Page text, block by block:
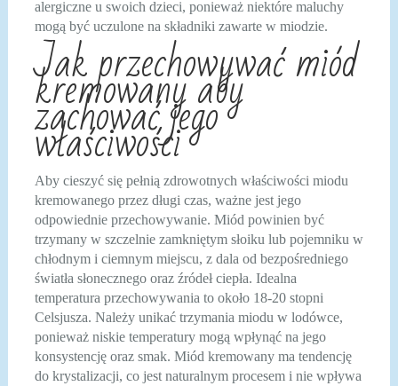
alergiczne u swoich dzieci, ponieważ niektóre maluchy
mogą być uczulone na składniki zawarte w miodzie.
Jak przechowywać miód
kremowany aby
zachować jego
właściwości
Aby cieszyć się pełnią zdrowotnych właściwości miodu
kremowanego przez długi czas, ważne jest jego
odpowiednie przechowywanie. Miód powinien być
trzymany w szczelnie zamkniętym słoiku lub pojemniku w
chłodnym i ciemnym miejscu, z dala od bezpośredniego
światła słonecznego oraz źródeł ciepła. Idealna
temperatura przechowywania to około 18-20 stopni
Celsjusza. Należy unikać trzymania miodu w lodówce,
ponieważ niskie temperatury mogą wpłynąć na jego
konsystencję oraz smak. Miód kremowany ma tendencję
do krystalizacji, co jest naturalnym procesem i nie wpływa